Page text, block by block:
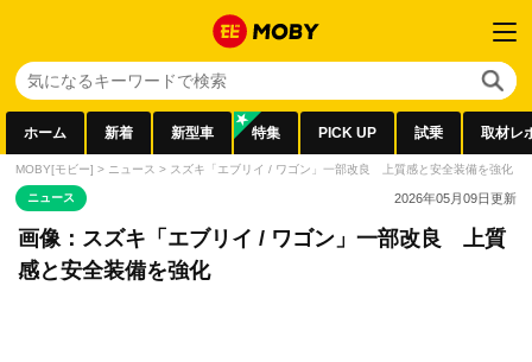
ホーム 新着 新型車 特集 PICK UP 試乗 取材レ
MOBY[モビー] > ニュース > スズキ「エブリイ / ワゴン」一部改良 上質感と安全装備を強化
ニュース 2026年05月09日更新
画像：スズキ「エブリイ / ワゴン」一部改良 上質
感と安全装備を強化